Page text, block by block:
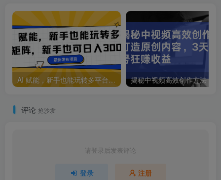
AI 赋能，新手也能玩转多平台矩阵，新手也可日入300+
评论 抢沙发
请登录后发表评论
登录 注册